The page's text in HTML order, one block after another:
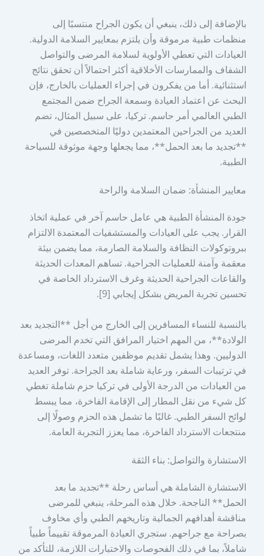
بالإضافة إلى ذلك، ينبغي أن يكون الجراح منتسبًا إلى
منظمات طبية مرموقة وأن يلتزم بمعايير السلامة الدولية.
العيادات التي تعطي الأولوية لسلامة المرضى والتواصل
الشفاف والممارسات الأخلاقية أكثر احتمالاً أن تحقق نتائج
استثنائية. أما من يفكرون في إجراء العمليات بالخارج، فإن
البحث عن اعتماد العيادة وسمعة الجراح ضمن المجتمع
الطبي العالمي أمر حاسم. تركيا، على سبيل المثال، تضم
العديد من الجراحين المعتمدين دوليًا المتخصصين في
**تجديد ما بعد الحمل**، مما يجعلها وجهة موثوقة للسياحة
الطبية.
معايير المنشأة: ضمان السلامة والراحة
جودة المنشأة الطبية هي عامل حاسم آخر في عملية اتخاذ
القرار. يجب على العيادات والمستشفيات المعتمدة الالتزام
ببروتوكولات النظافة والسلامة الصارمة، مما يضمن بيئة
معقمة وآمنة للعمليات الجراحية. تساهم المعدات الحديثة
والقاعات الجراحية الحديثة وغرف الاسترداد الخاصة في
تحسين تجربة المريض بشكل إيجابي [9].
بالنسبة للنساء المسافرين إلى الخارج من أجل **التجديد بعد
الولادة**، من المهم اختيار المرافق التي تخدم المرضى
الدوليين. وهذا يشمل تقديم موظفين متعدد اللغات، ومساعدة
في ترتيبات السفر، ورعاية شاملة بعد الجراحة. توفر العديد
من العيادات من الدرجة الأولى في تركيا حزم شاملة تغطي
كل شيء من نقل المطار إلى الإقامة الفاخرة، مما يبسط
لوائح السفر الطبي. غالبًا ما تشمل هذه الحزم وصولًا إلى
منتجعات الاسترداد الفاخرة، مما يعزز التجربة العامة.
الاستشارة والتواصل: بناء الثقة
الاستشارة الشاملة هي أساس رحلة **تجديد ما بعد
الحمل** الناجحة. خلال هذه المرحلة، ينبغي للمرضى
مناقشة أهدافهم الجمالية وتاريخهم الطبي وأي مخاوف
بصراحة مع جراحهم. ستجري العيادة المرموقة تقييماً طبياً
شاملاً، بما في ذلك الفحوصات والاختبارات اللازمة، للتأكد من